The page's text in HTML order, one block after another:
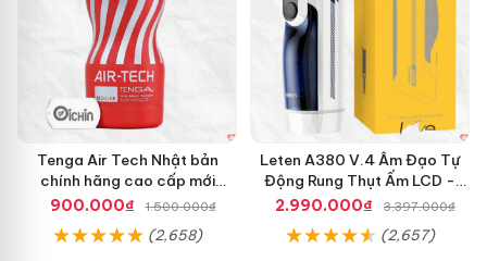
Tenga Air Tech Nhật bản
chính hãng cao cấp mới
nguyên seal giá tốt
900.000₫ 1.500.000₫
(2,658)
Leten A380 V.4 Âm Đạo Tự
Động Rung Thụt Ấm LCD -
Cực Phê
2.990.000₫ 3.397.000₫
(2,657)